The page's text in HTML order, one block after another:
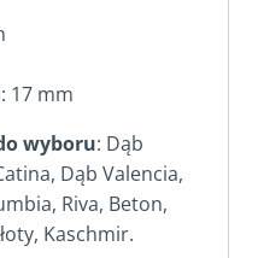
17 mm
wyboru: Dąb
Dąb Valencia,
Riva, Beton,
Kaschmir.